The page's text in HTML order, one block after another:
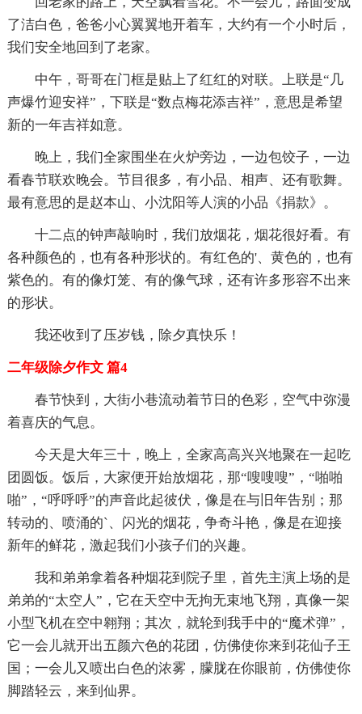
了洁白色，爸爸小心翼翼地开着车，大约有一个小时后，
我们安全地回到了老家。
中午，哥哥在门框是贴上了红红的对联。上联是“几
声爆竹迎安祥”，下联是“数点梅花添吉祥”，意思是希望
新的一年吉祥如意。
晚上，我们全家围坐在火炉旁边，一边包饺子，一边
看春节联欢晚会。节目很多，有小品、相声、还有歌舞。
最有意思的是赵本山、小沈阳等人演的小品《捐款》。
十二点的钟声敲响时，我们放烟花，烟花很好看。有
各种颜色的，也有各种形状的。有红色的'、黄色的，也有
紫色的。有的像灯笼、有的像气球，还有许多形容不出来
的形状。
我还收到了压岁钱，除夕真快乐！
二年级除夕作文 篇4
春节快到，大街小巷流动着节日的色彩，空气中弥漫
着喜庆的气息。
今天是大年三十，晚上，全家高高兴兴地聚在一起吃
团圆饭。饭后，大家便开始放烟花，那“嗖嗖嗖”，“啪啪
啪”，“呼呼呼”的声音此起彼伏，像是在与旧年告别；那
转动的、喷涌的`、闪光的烟花，争奇斗艳，像是在迎接
新年的鲜花，激起我们小孩子们的兴趣。
我和弟弟拿着各种烟花到院子里，首先主演上场的是
弟弟的“太空人”，它在天空中无拘无束地飞翔，真像一架
小型飞机在空中翱翔；其次，就轮到我手中的“魔术弹”，
它一会儿就开出五颜六色的花团，仿佛使你来到花仙子王
国；一会儿又喷出白色的浓雾，朦胧在你眼前，仿佛使你
脚踏轻云，来到仙界。